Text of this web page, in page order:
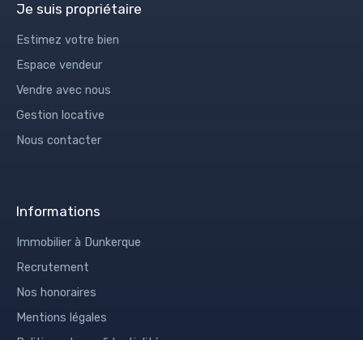
Je suis propriétaire
Estimez votre bien
Espace vendeur
Vendre avec nous
Gestion locative
Nous contacter
Informations
Immobilier à Dunkerque
Recrutement
Nos honoraires
Mentions légales